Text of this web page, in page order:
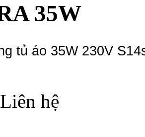
35W
tủ áo 35W 230V
hệ